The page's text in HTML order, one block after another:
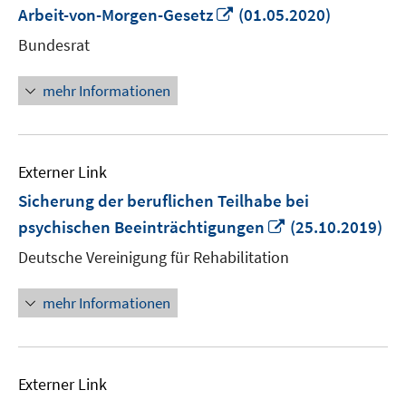
Arbeit-von-Morgen-Gesetz
In
(01.05.2020)
Bundesrat
mehr Informationen
Externer Link
Sicherung der beruflichen Teilhabe bei
psychischen Beeinträchtigungen
In
Fenster
(25.10.2019)
Deutsche Vereinigung für Rehabilitation
mehr Informationen
Externer Link